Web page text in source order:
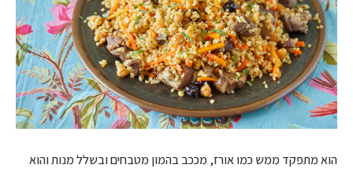
הוא מתפקד ממש כמו אורז, מככב בהמון מטבחים ובשלל מנות והוא